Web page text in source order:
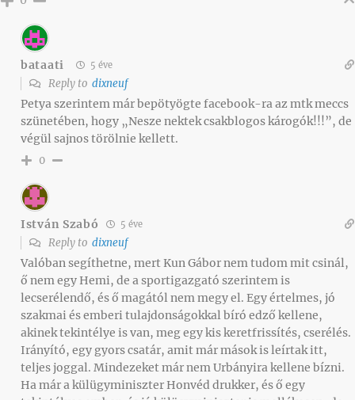
bataati 5 éve
Reply to dixneuf
Petya szerintem már bepötyögte facebook-ra az mtk meccs
szünetében, hogy „Nesze nektek csakblogos károgók!!!”, de
végül sajnos törölnie kellett.
0
István Szabó 5 éve
Reply to dixneuf
Valóban segíthetne, mert Kun Gábor nem tudom mit csinál,
ő nem egy Hemi, de a sportigazgató szerintem is
lecserélendő, és ő magától nem megy el. Egy értelmes, jó
szakmai és emberi tulajdonságokkal bíró edző kellene,
akinek tekintélye is van, meg egy kis keretfrissítés, cserélés.
Irányító, egy gyors csatár, amit már mások is leírtak itt,
teljes joggal. Mindezeket már nem Urbányira kellene bízni.
Ha már a külügyminiszter Honvéd drukker, és ő egy